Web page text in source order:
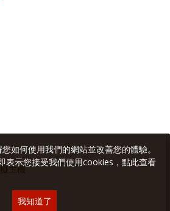
主機
如何使用我們的網站並改善您的體驗。
表示您接受我們使用cookies，點此查看
我知道了